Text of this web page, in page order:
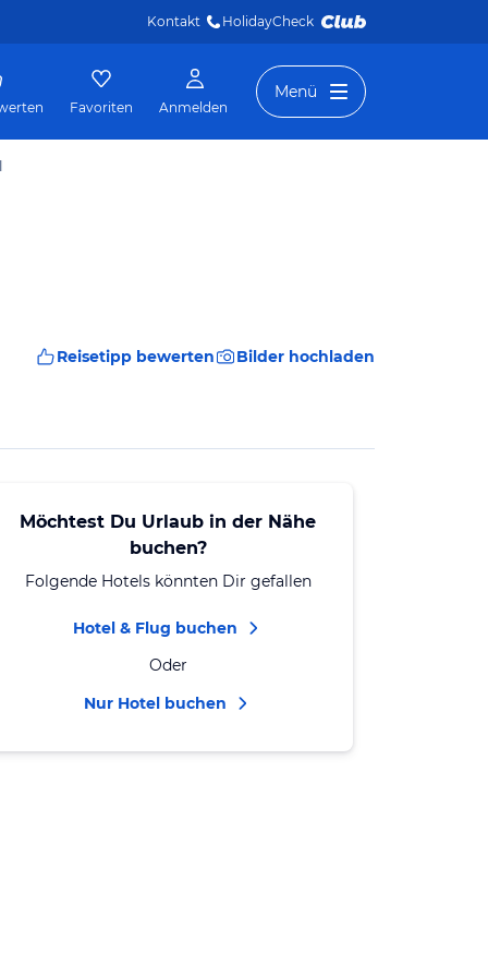
Kontakt HolidayCheck
Favoriten Anmelden
Menü
Reisetipp bewerten Bilder hochladen
Möchtest Du Urlaub in der Nähe
buchen?
Folgende Hotels könnten Dir gefallen
Hotel & Flug buchen
Oder
Nur Hotel buchen